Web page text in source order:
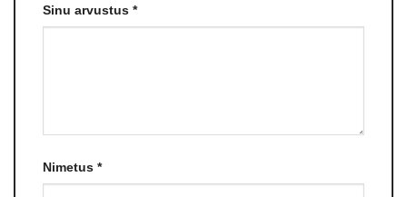
Sinu arvustus *
Nimetus *